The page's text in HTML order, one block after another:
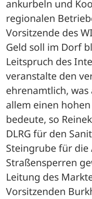
ankurbeln und
regionalen
Vorsitzende des
Geld soll im Dorf
Leitspruch des
veranstalte den
ehrenamtlich,
allem einen
bedeute, so
DLRG für den
Steingrube für
Straßensperren
Leitung des
Vorsitzenden